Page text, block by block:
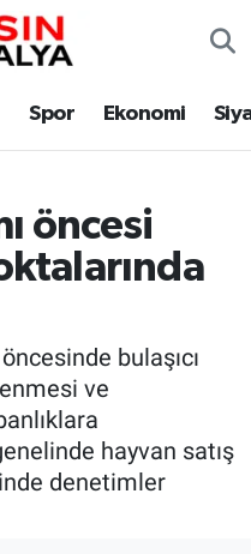
Spor Ekonomi
öncesi
bulaşıcı
ve
hayvan satış
denetimler